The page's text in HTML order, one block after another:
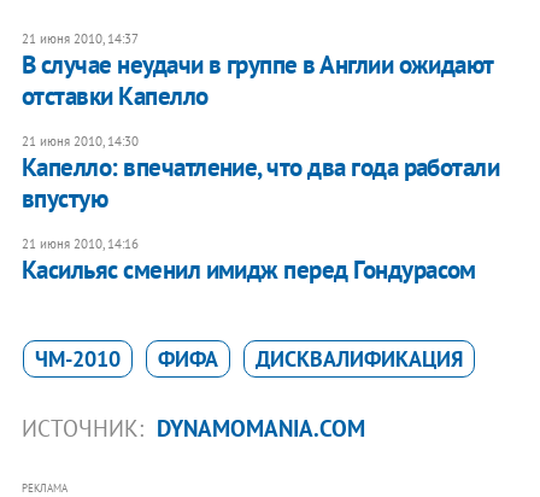
21 июня 2010, 14:37
В случае неудачи в группе в Англии ожидают
отставки Капелло
21 июня 2010, 14:30
Капелло: впечатление, что два года работали
впустую
21 июня 2010, 14:16
Касильяс сменил имидж перед Гондурасом
ЧМ-2010 ФИФА ДИСКВАЛИФИКАЦИЯ
ИСТОЧНИК: DYNAMOMANIA.COM
РЕКЛАМА